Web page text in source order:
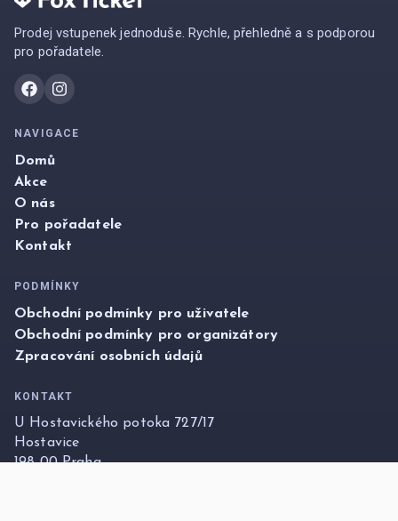
Prodej vstupenek jednoduše. Rychle, přehledně a s podporou
pro pořadatele.
NAVIGACE
Domů
Akce
O nás
Pro pořadatele
Kontakt
PODMÍNKY
Obchodní podmínky pro uživatele
Obchodní podmínky pro organizátory
Zpracování osobních údajů
KONTAKT
U Hostavického potoka 727/17
Hostavice
198 00 Praha